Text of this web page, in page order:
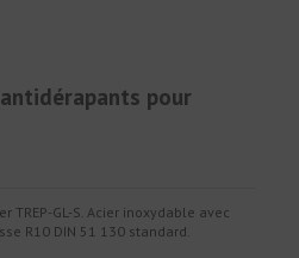
antidérapants pour
TREP-GL-S. Acier inoxydable avec
R10 DIN 51 130 standard.